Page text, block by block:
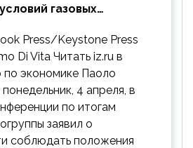
газовых
Press/Keystone Press
Di Vita Читать iz.ru в
экономике Паоло
4 апреля, в
по итогам
заявил о
соблюдать положения